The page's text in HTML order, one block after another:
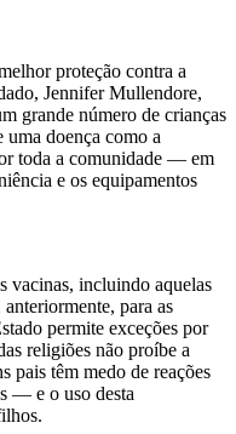
proteção contra a
Jennifer Mullendore,
grande número de crianças
uma doença como a
toda a comunidade — em
e os equipamentos
vacinas, incluindo aquelas
para as
permite exceções por
religiões não proíbe a
pais têm medo de reações
— e o uso desta